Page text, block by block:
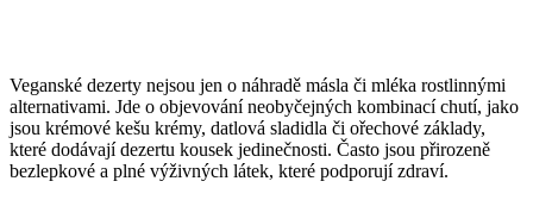
Veganské dezerty nejsou jen o náhradě másla či mléka rostlinnými
alternativami. Jde o objevování neobyčejných kombinací chutí, jako
jsou krémové kešu krémy, datlová sladidla či ořechové základy,
které dodávají dezertu kousek jedinečnosti. Často jsou přirozeně
bezlepkové a plné výživných látek, které podporují zdraví.